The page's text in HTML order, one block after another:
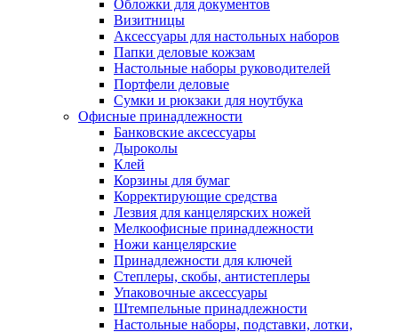
Обложки для документов
Визитницы
Аксессуары для настольных наборов
Папки деловые кожзам
Настольные наборы руководителей
Портфели деловые
Сумки и рюкзаки для ноутбука
Офисные принадлежности
Банковские аксессуары
Дыроколы
Клей
Корзины для бумаг
Корректирующие средства
Лезвия для канцелярских ножей
Мелкоофисные принадлежности
Ножи канцелярские
Принадлежности для ключей
Степлеры, скобы, антистеплеры
Упаковочные аксессуары
Штемпельные принадлежности
Настольные наборы, подставки, лотки,